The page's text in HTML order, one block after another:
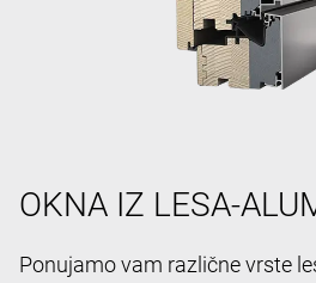
OKNA IZ LESA-
Ponujamo vam različne vrste